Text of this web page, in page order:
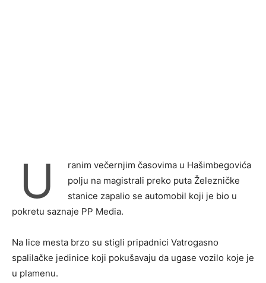
U
ranim večernjim časovima u Hašimbegovića
polju na magistrali preko puta Železničke
stanice zapalio se automobil koji je bio u
pokretu saznaje PP Media.
Na lice mesta brzo su stigli pripadnici Vatrogasno
spalilačke jedinice koji pokušavaju da ugase vozilo koje je
u plamenu.